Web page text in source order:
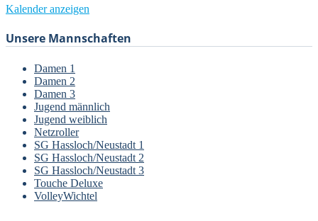
Kalender anzeigen
Unsere Mannschaften
Damen 1
Damen 2
Damen 3
Jugend männlich
Jugend weiblich
Netzroller
SG Hassloch/Neustadt 1
SG Hassloch/Neustadt 2
SG Hassloch/Neustadt 3
Touche Deluxe
VolleyWichtel